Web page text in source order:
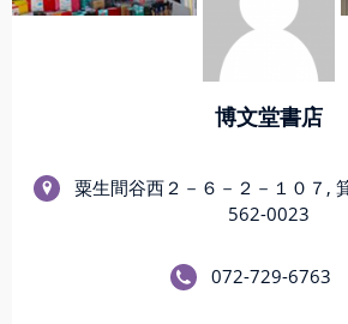
博文堂書店
粟生間谷西２－６－２－１０７,
562-0023
072-729-6763